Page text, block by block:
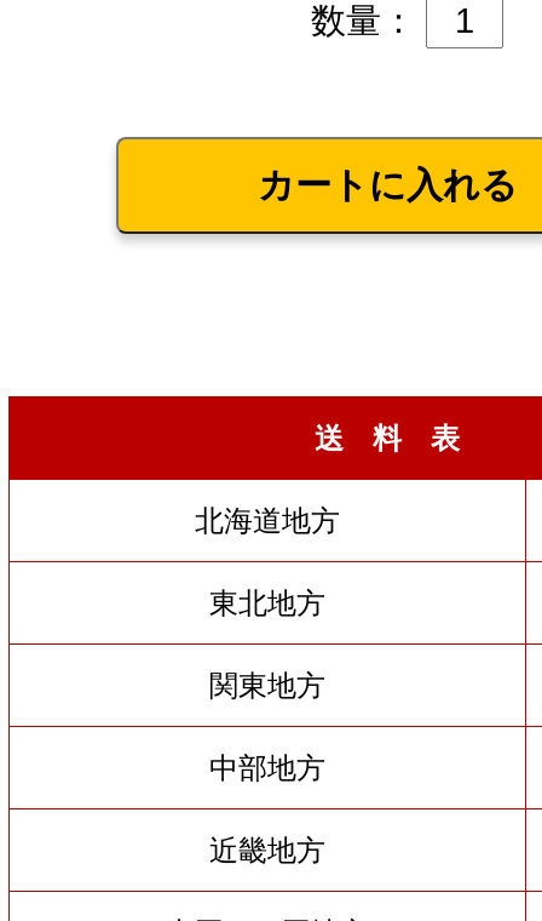
数量：
送 料 表
北海道地方
東北地方
関東地方
中部地方
近畿地方